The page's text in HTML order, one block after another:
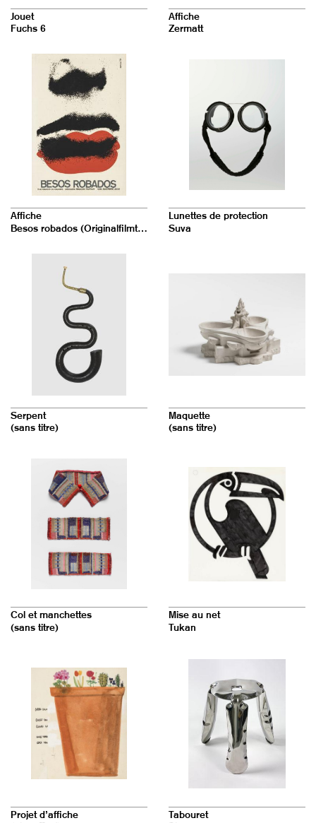
Jouet
Fuchs 6
Affiche
Zermatt
Affiche
Besos robados (Originalfilmtitel: Baisers volés)
Lunettes de protection
Suva
Serpent
(sans titre)
Maquette
(sans titre)
Col et manchettes
(sans titre)
Mise au net
Tukan
Projet d’affiche
Tabouret